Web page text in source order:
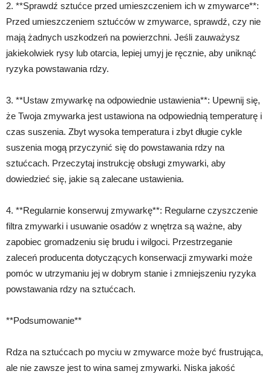
2. **Sprawdź sztućce przed umieszczeniem ich w zmywarce**:
Przed umieszczeniem sztućców w zmywarce, sprawdź, czy nie
mają żadnych uszkodzeń na powierzchni. Jeśli zauważysz
jakiekolwiek rysy lub otarcia, lepiej umyj je ręcznie, aby uniknąć
ryzyka powstawania rdzy.
3. **Ustaw zmywarkę na odpowiednie ustawienia**: Upewnij się,
że Twoja zmywarka jest ustawiona na odpowiednią temperaturę i
czas suszenia. Zbyt wysoka temperatura i zbyt długie cykle
suszenia mogą przyczynić się do powstawania rdzy na
sztućcach. Przeczytaj instrukcję obsługi zmywarki, aby
dowiedzieć się, jakie są zalecane ustawienia.
4. **Regularnie konserwuj zmywarkę**: Regularne czyszczenie
filtra zmywarki i usuwanie osadów z wnętrza są ważne, aby
zapobiec gromadzeniu się brudu i wilgoci. Przestrzeganie
zaleceń producenta dotyczących konserwacji zmywarki może
pomóc w utrzymaniu jej w dobrym stanie i zmniejszeniu ryzyka
powstawania rdzy na sztućcach.
**Podsumowanie**
Rdza na sztućcach po myciu w zmywarce może być frustrująca,
ale nie zawsze jest to wina samej zmywarki. Niska jakość